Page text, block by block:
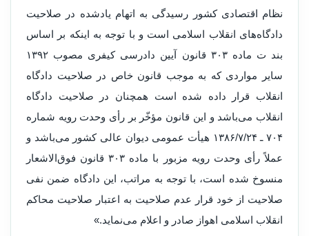
نظام اقتصادی کشور رسیدگی به اتهام یادشده در صلاحیت
دادگاه‌های انقلاب اسلامی است و با توجه به اینکه بر اساس
بند ت ماده ۳۰۳ قانون آیین دادرسی کیفری مصوب ۱۳۹۲
سایر مواردی که به موجب قانون خاص در صلاحیت دادگاه
انقلاب قرار داده شده است همچنان در صلاحیت دادگاه
انقلاب می‌باشد و این قانون مؤخّر بر رأی وحدت رویه شماره
۷۰۴ ـ ۱۳۸۶/۷/۲۴ هیأت عمومی دیوان عالی کشور می‌باشد و
عملاً رأی وحدت رویه مزبور با ماده ۳۰۳ قانون فوق‌الاشعار
منسوخ شده است، با توجه به ‌مراتب، این دادگاه ضمن نفی
صلاحیت از خود قرار عدم صلاحیت به اعتبار صلاحیت محاکم
انقلاب اسلامی اهواز صادر و اعلام می‌نماید.»